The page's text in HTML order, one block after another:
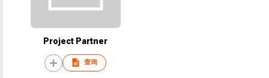
Project Partner
查询